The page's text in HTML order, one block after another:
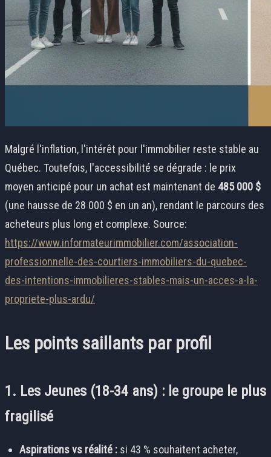
Malgré l'inflation, l'intérêt pour l'immobilier reste stable au
Québec. Toutefois, l'accessibilité se dégrade : le prix
moyen anticipé pour un achat est maintenant de 485 000 $
(une hausse de 28 000 $ en un an), rendant le parcours des
acheteurs plus long et complexe. Source:
https://www.informateurimmobilier.com/association-
professionnelle-des-courtiers-immobiliers-du-quebec-
des-intentions-immobilieres-stables-mais-un-acces-a-la-
propriete-plus-ardu/
Les points saillants par profil
1. Les Jeunes (18-34 ans) : le groupe le plus
fragilisé
Aspirations vs réalité : si 43 % souhaitent acheter,